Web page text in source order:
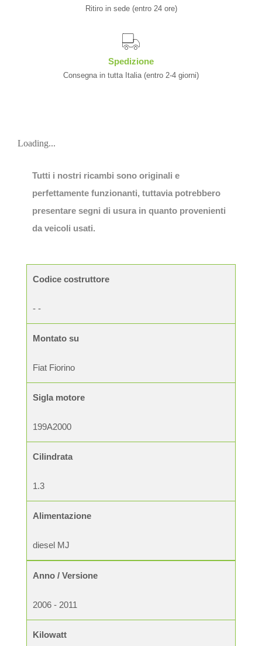
Ritiro in sede (entro 24 ore)
Spedizione
Consegna in tutta Italia (entro 2-4 giorni)
Loading...
Tutti i nostri ricambi sono originali e
perfettamente funzionanti, tuttavia potrebbero
presentare segni di usura in quanto provenienti
da veicoli usati.
Codice costruttore
- -
Montato su
Fiat Fiorino
Sigla motore
199A2000
Cilindrata
1.3
Alimentazione
diesel MJ
Anno / Versione
2006 - 2011
Kilowatt